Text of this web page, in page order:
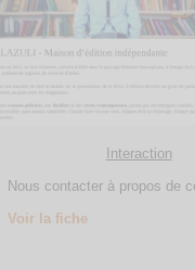
Interaction
Nous contacter à propos de
Voir la fiche